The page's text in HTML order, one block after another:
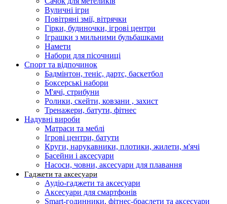
Вуличні ігри
Повітряні змії, вітрячки
Гірки, будиночки, ігрові центри
Іграшки з мильними бульбашками
Намети
Набори для пісочниці
Спорт та відпочинок
Бадмінтон, теніс, дартс, баскетбол
Боксерські набори
М'ячі, стрибуни
Ролики, скейти, ковзани , захист
Тренажери, батути, фітнес
Надувні вироби
Матраси та меблі
Ігрові центри, батути
Круги, нарукавники, плотики, жилети, м'ячі
Басейни і аксесуари
Насоси, човни, аксесуари для плавання
Гаджети та аксесуари
Аудіо-гаджети та аксесуари
Аксесуари для смартфонів
Smart-годинники, фітнес-браслети та аксесуари